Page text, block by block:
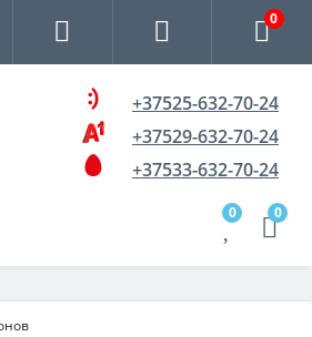
0
+37525-632-70-24
+37529-632-70-24
+37533-632-70-24
0 0